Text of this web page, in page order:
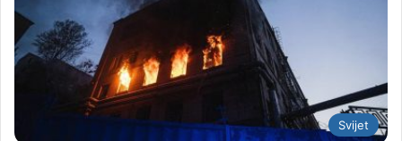
Svijet